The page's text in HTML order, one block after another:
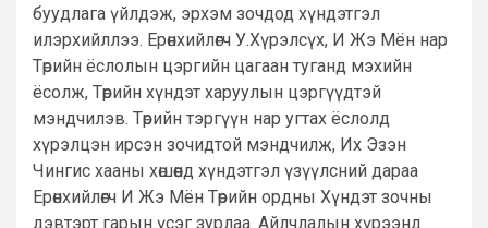
буудлага үйлдэж, эрхэм зочдод хүндэтгэл
илэрхийллээ. Ерөнхийлөгч У.Хүрэлсүх, И Жэ Мён нар
Төрийн ёслолын цэргийн цагаан туганд мэхийн
ёсолж, Төрийн хүндэт харуулын цэргүүдтэй
мэндчилэв. Төрийн тэргүүн нар угтах ёслолд
хүрэлцэн ирсэн зочидтой мэндчилж, Их Эзэн
Чингис хааны хөшөөнд хүндэтгэл үзүүлсний дараа
Ерөнхийлөгч И Жэ Мён Төрийн ордны Хүндэт зочны
дэвтэрт гарын үсэг зурлаа. Айлчлалын хүрээнд